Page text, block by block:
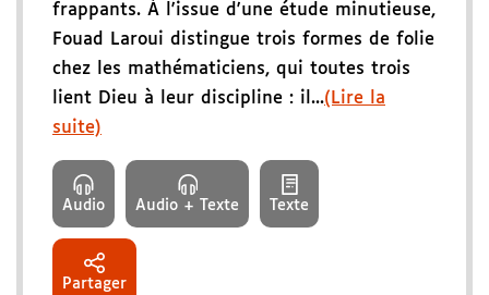
frappants. À l'issue d'une étude minutieuse,
Fouad Laroui distingue trois formes de folie
chez les mathématiciens, qui toutes trois
lient Dieu à leur discipline : il...(Lire la
suite)
Audio Audio + Texte Texte
Partager